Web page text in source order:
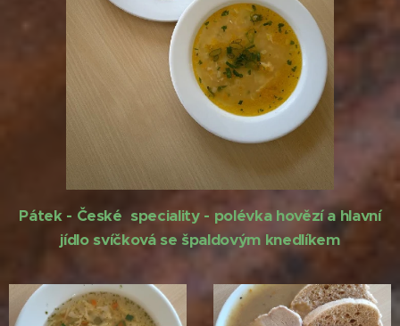
Pátek - České speciality - polévka hovězí a hlavní
jídlo svíčková se špaldovým knedlíkem